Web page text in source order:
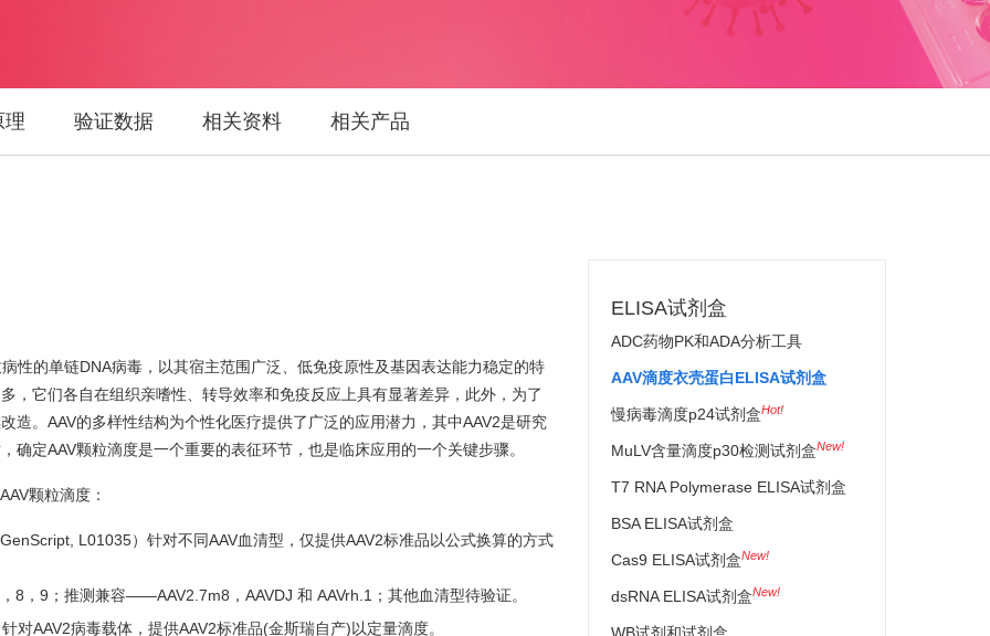
理 验证数据 相关资料 相关产品
性的单链DNA病毒，以其宿主范围广泛、低免疫原性及基因表达能力稳定的特
，它们各自在组织亲嗜性、转导效率和免疫反应上具有显著差异，此外，为了
造。AAV的多样性结构为个性化医疗提供了广泛的应用潜力，其中AAV2是研究
确定AAV颗粒滴度是一个重要的表征环节，也是临床应用的一个关键步骤。
颗粒滴度：
L01035）针对不同AAV血清型，仅提供AAV2标准品以公式换算的方式
，9；推测兼容——AAV2.7m8，AAVDJ 和 AAVrh.1；其他血清型待验证。
对AAV2病毒载体，提供AAV2标准品(金斯瑞自产)以定量滴度。
ELISA试剂盒
ADC药物PK和ADA分析工具
AAV滴度衣壳蛋白ELISA试剂盒
慢病毒滴度p24试剂盒Hot!
MuLV含量滴度p30检测试剂盒New!
T7 RNA Polymerase ELISA试剂盒
BSA ELISA试剂盒
Cas9 ELISA试剂盒New!
dsRNA ELISA试剂盒New!